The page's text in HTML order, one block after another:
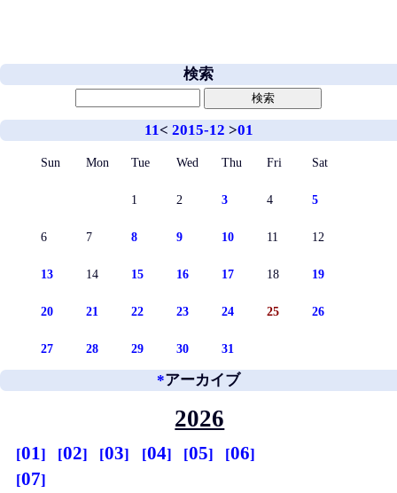
検索
11< 2015-12 >01
Sun Mon Tue Wed Thu Fri Sat
1 2 3 4 5
6 7 8 9 10 11 12
13 14 15 16 17 18 19
20 21 22 23 24 25 26
27 28 29 30 31
*アーカイブ
2026
01 02 03 04 05
06
07